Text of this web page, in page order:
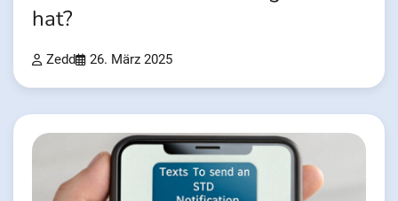
hat?
Zedd 26. März 2025